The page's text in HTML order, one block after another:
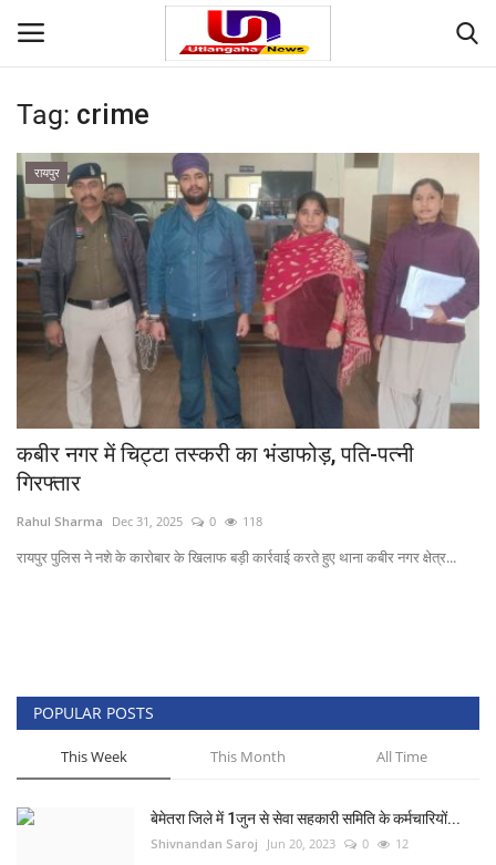
Login
Home
Contact
देश
मनोरंजन
राज्य
दुनिया
वीडियो
संस्कृति मंच
Tag: crime
रायपुर
कबीर नगर में चिट्टा तस्करी का भंडाफोड़, पति-पत्नी
गिरफ्तार
Rahul Sharma Dec 31, 2025 0 118
रायपुर पुलिस ने नशे के कारोबार के खिलाफ बड़ी कार्रवाई करते हुए थाना कबीर नगर क्षेत्र...
POPULAR POSTS
This Week This Month All Time
बेमेतरा जिले में 1जुन से सेवा सहकारी समिति के कर्मचारियों...
Shivnandan Saroj Jun 20, 2023 0 12